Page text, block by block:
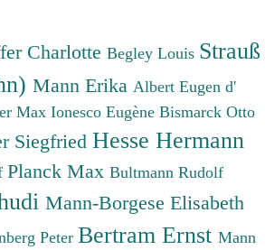
CharlotteBegley Louis Strauß
Mann Erika Albert Eugen d'
Max Ionesco Eugène Bismarck Otto
Siegfried Hesse Hermann
Planck Max Bultmann Rudolf
Mann-Borgese Elisabeth
Peter Bertram Ernst Mann